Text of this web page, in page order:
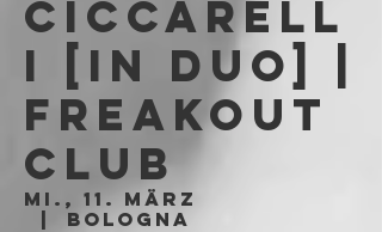
Ciccarell
i [in duo] |
Freakout
Club
Mi., 11. März
Bologna